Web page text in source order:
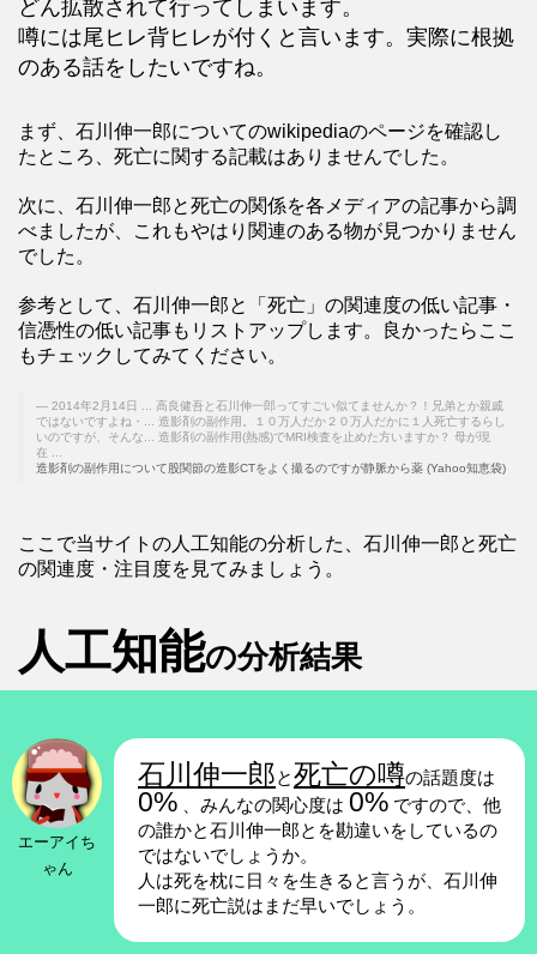
どん拡散されて行ってしまいます。
噂には尾ヒレ背ヒレが付くと言います。実際に根拠
のある話をしたいですね。
まず、石川伸一郎についてのwikipediaのページを確認し
たところ、死亡に関する記載はありませんでした。
次に、石川伸一郎と死亡の関係を各メディアの記事から調
べましたが、これもやはり関連のある物が見つかりません
でした。
参考として、石川伸一郎と「死亡」の関連度の低い記事・
信憑性の低い記事もリストアップします。良かったらここ
もチェックしてみてください。
2014年2月14日 ... 高良健吾と石川伸一郎ってすごい似てませんか？！兄弟とか親戚
ではないですよね・... 造影剤の副作用。１０万人だか２０万人だかに１人死亡するらし
いのですが、そんな... 造影剤の副作用(熱感)でMRI検査を止めた方いますか？ 母が現
在 ...
造影剤の副作用について股関節の造影CTをよく撮るのですが静脈から薬 (Yahoo知恵袋)
ここで当サイトの人工知能の分析した、石川伸一郎と死亡
の関連度・注目度を見てみましょう。
人工知能の分析結果
エーアイち
ゃん
石川伸一郎と死亡の噂の話題度は
0% 、みんなの関心度は 0% ですので、他
の誰かと石川伸一郎とを勘違いをしているの
ではないでしょうか。
人は死を枕に日々を生きると言うが、石川伸
一郎に死亡説はまだ早いでしょう。